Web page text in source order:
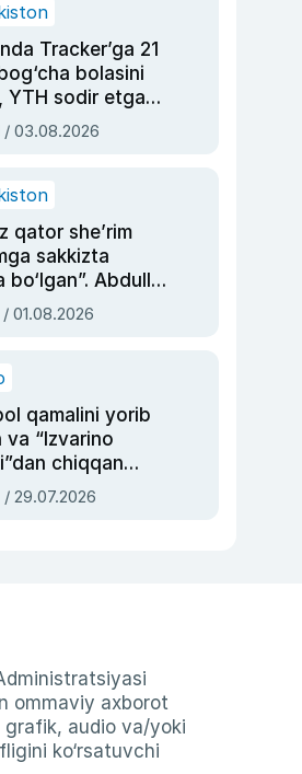
Tracker’ga 21
bolasini
YTH sodir etgan
hukmi o‘qildi
/ 03.08.2026
qator she’rim
sakkizta
bo‘lgan”. Abdulla
siyosiy
asrab
/ 01.08.2026
qamalini yorib
va “Izvarino
chiqqan
— Ukraina
bosh
/ 29.07.2026
ommaviy axborot
grafik, audio va/yoki
ko‘rsatuvchi